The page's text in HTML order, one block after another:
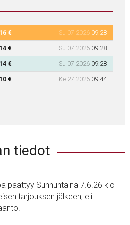
16 € Su 07 2026 09:28
14 € Su 07 2026 09:28
14 € Su 07 2026 09:28
10 € Ke 27 2026 09:44
tiedot
päättyy Sunnuntaina 7.6.26 klo
tarjouksen jälkeen, eli